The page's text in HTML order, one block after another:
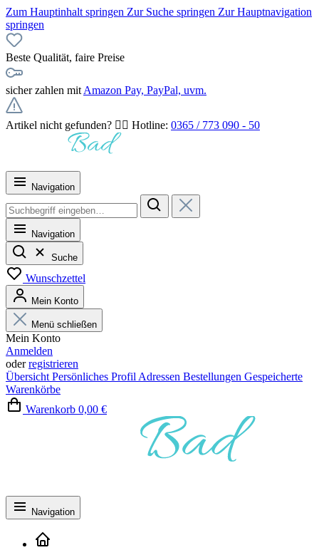
Zum Hauptinhalt springen Zur Suche springen Zur Hauptnavigation
springen
Beste Qualität, faire Preise
sicher zahlen mit Amazon Pay, PayPal, uvm.
Artikel nicht gefunden? 👉🏻 Hotline: 0365 / 773 090 - 50
Navigation
Navigation
Suche
Wunschzettel
Mein Konto
Menü schließen
Mein Konto
Anmelden
oderregistrieren
Übersicht Persönliches Profil Adressen Bestellungen Gespeicherte
Warenkörbe
Warenkorb 0,00 €
Navigation